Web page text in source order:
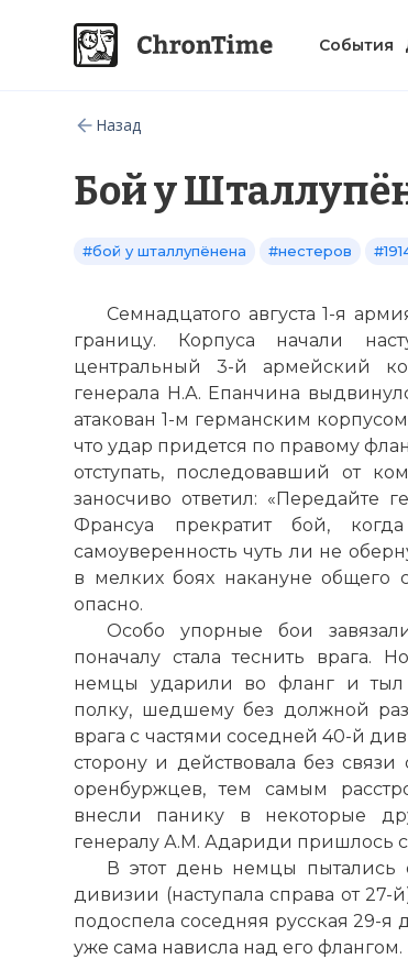
События
Назад
Бой у
#бой у шталлупёнена #нестеров
Семнадцатого августа 1-я
границу. Корпуса начали
центральный 3-й армейский
генерала Н.А. Епанчина
атакован 1-м германским
что удар придется по правому
отступать, последовавший от
заносчиво ответил: «Передайте
Франсуа прекратит бой,
самоуверенность чуть ли не
в мелких боях накануне общего
опасно.
Особо упорные бои
поначалу стала теснить врага.
немцы ударили во фланг и тыл
полку, шедшему без должной
врага с частями соседней 40-й
сторону и действовала без
оренбуржцев, тем самым
внесли панику в некоторые
генералу А.М. Адариди пришлось
В этот день немцы пытались
дивизии (наступала справа от
подоспела соседняя русская 29-я
уже сама нависла над его флангом.